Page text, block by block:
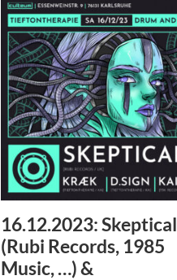
16.12.2023: Skeptical
(Rubi Records, 1985
Music, …) &